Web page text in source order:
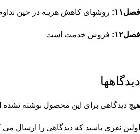
فصل۱۱: روشهای کاهش هزینه در حین
فصل۱۲: فروش خدمت است
دیدگاهها
هیچ دیدگاهی برای این محصول نوشته
اولین نفری باشید که دیدگاهی را ارسال